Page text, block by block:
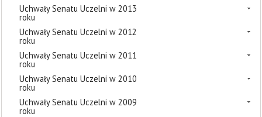
Uchwały Senatu Uczelni w 2013
roku
Uchwały Senatu Uczelni w 2012
roku
Uchwały Senatu Uczelni w 2011
roku
Uchwały Senatu Uczelni w 2010
roku
Uchwały Senatu Uczelni w 2009
roku